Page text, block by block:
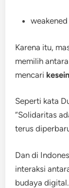
Karena itu,
memilih
mencari
Seperti kata
“Solidaritas
terus
Dan di
interaksi
budaya digital.